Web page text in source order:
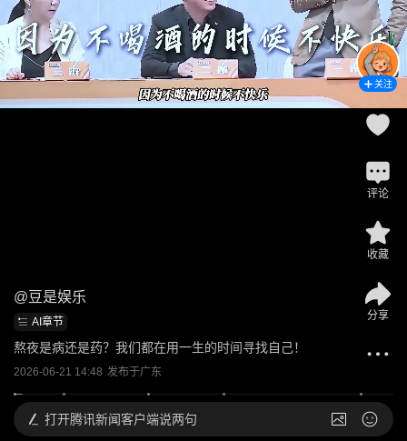
@豆是娱乐
AI章节
熬夜是病还是药？我们都在用一生的时间寻找自己！
2026-06-21 14:48 发布于广东
关注
评论
收藏
分享
打开腾讯新闻客户端说两句